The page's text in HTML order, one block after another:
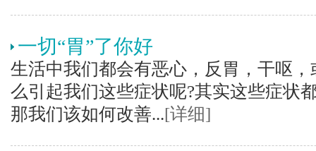
一切“胃”了你好
生活中我们都会有恶心，反胃，干呕
么引起我们这些症状呢?其实这些症状
那我们该如何改善...[详细]